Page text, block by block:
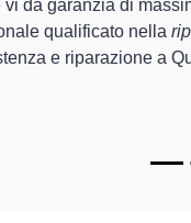
la sistemazione e la
apparecchi.
di Archimede